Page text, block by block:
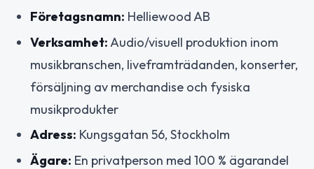
Företagsnamn: Helliewood AB
Verksamhet: Audio/visuell produktion inom
musikbranschen, liveframträdanden, konserter,
försäljning av merchandise och fysiska
musikprodukter
Adress: Kungsgatan 56, Stockholm
Ägare: En privatperson med 100 % ägarandel